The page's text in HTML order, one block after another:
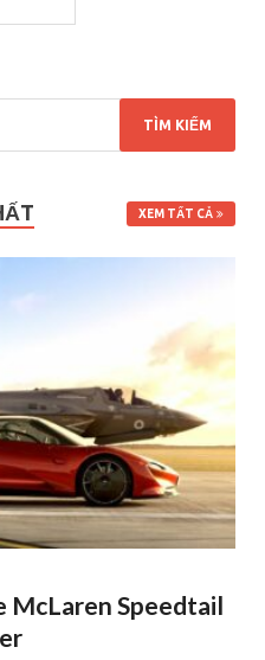
XEM TẤT CẢ
McLaren Speedtail